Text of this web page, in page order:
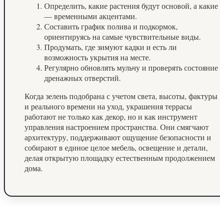
Определить, какие растения будут основой, а какие
— временными акцентами.
Составить график полива и подкормок,
ориентируясь на самые чувствительные виды.
Продумать, где зимуют кадки и есть ли
возможность укрытия на месте.
Регулярно обновлять мульчу и проверять состояние
дренажных отверстий.
Когда зелень подобрана с учетом света, высоты, фактуры
и реального времени на уход, украшения террасы
работают не только как декор, но и как инструмент
управления настроением пространства. Они смягчают
архитектуру, поддерживают ощущение безопасности и
собирают в единое целое мебель, освещение и детали,
делая открытую площадку естественным продолжением
дома.